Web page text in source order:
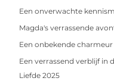
Een onverwachte
Magda's verrassende
Een onbekende charmeur
Een verrassend verblijf in
Liefde 2025